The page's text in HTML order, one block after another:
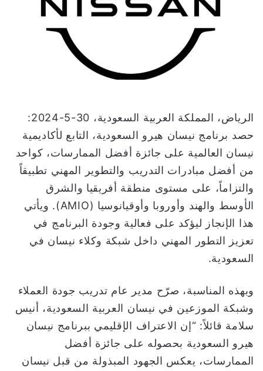
د
ل
ن
ي
ا
الرياض، المملكة العربية السعودية، 30-5-2024:
حصد برنامج نيسان هيرو السعودية، التابع لأكاديمية
نيسان العالمية على جائزة أفضل الممارسات، كواحد
من أفضل مبادرات التدريب والتطوير المهني تطبيقاً
والتزاماً، على مستوى منطقة أفريقيا والشرق
الأوسط والهند وأوروبا وأوقيانوسيا (AMIO). ويأتي
هذا الإنجاز ليؤكد على فعالية وجودة البرنامج في
تعزيز التطور المهني داخل شبكة وكلاء نيسان في
السعودية.
وبهذه المناسبة، صرّح مدير عام تدريب جودة العملاء
وشبكة الموزعين في نيسان العربية السعودية، أنيس
سلامة قائلاً: “إن الاعتراف الإقليمي ببرنامج نيسان
هيرو السعودية بحصوله على جائزة أفضل
الممارسات، يعكس الجهود المبذولة من قبل نيسان